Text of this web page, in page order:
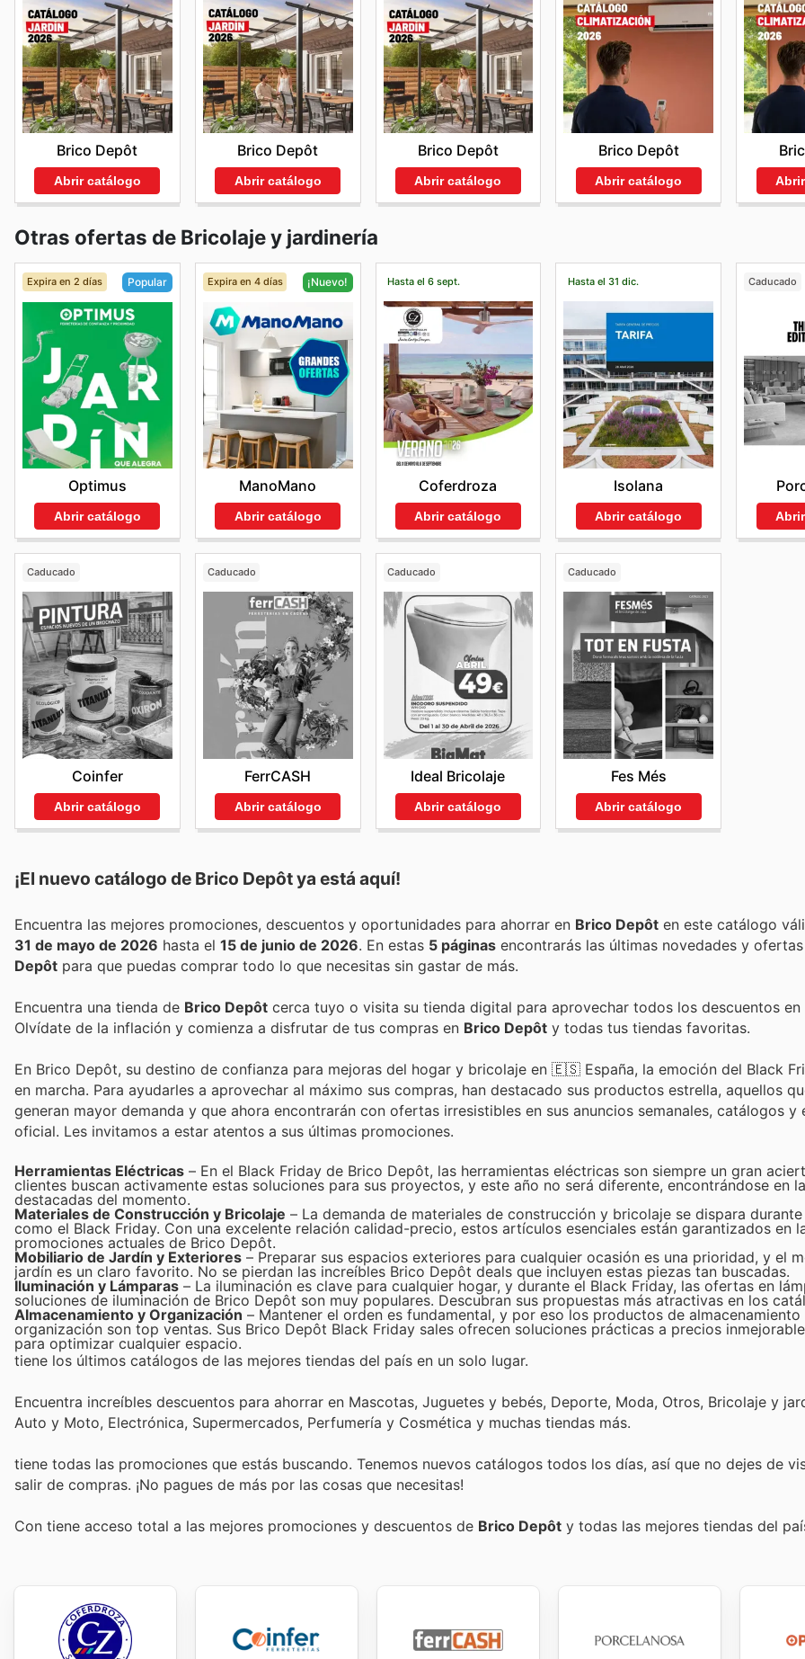
Brico Depôt
Abrir catálogo
Brico Depôt
Abrir catálogo
Brico Depôt
Abrir catálogo
Brico Depôt
Abrir catálogo
Otras ofertas de Bricolaje y jardinería
Expira en 2 días Popular
Optimus
Abrir catálogo
Expira en 4 días ¡Nuevo!
ManoMano
Abrir catálogo
Hasta el 6 sept.
Coferdroza
Abrir catálogo
Hasta el 31 dic.
Isolana
Abrir catálogo
Caducado
Caducado
Coinfer
Abrir catálogo
Caducado
FerrCASH
Abrir catálogo
Caducado
Ideal Bricolaje
Abrir catálogo
Caducado
Fes Més
Abrir catálogo
¡El nuevo catálogo de Brico Depôtya está aquí!
Encuentra las mejores promociones, descuentos y oportunidades para ahorrar en Brico Depôt en este catálogo
31 de mayo de 2026 hasta el 15 de junio de 2026 . En estas 5 páginas encontrarás las últimas novedades y
Depôt para que puedas comprar todo lo que necesitas sin gastar de más.
Encuentra una tienda de Brico Depôt cerca tuyo o visita su tienda digital para aprovechar todos los descuentos en
Olvídate de la inflación y comienza a disfrutar de tus compras en Brico Depôt y todas tus tiendas favoritas.
En Brico Depôt, su destino de confianza para mejoras del hogar y bricolaje en 🇪🇸 España, la emoción del Black
en marcha. Para ayudarles a aprovechar al máximo sus compras, han destacado sus productos estrella, aquellos
generan mayor demanda y que ahora encontrarán con ofertas irresistibles en sus anuncios semanales, catálogos y
oficial. Les invitamos a estar atentos a sus últimas promociones.
Herramientas Eléctricas – En el Black Friday de Brico Depôt, las herramientas eléctricas son siempre un gran
clientes buscan activamente estas soluciones para sus proyectos, y este año no será diferente, encontrándose en
destacadas del momento.
Materiales de Construcción y Bricolaje – La demanda de materiales de construcción y bricolaje se dispara
como el Black Friday. Con una excelente relación calidad-precio, estos artículos esenciales están garantizados en
promociones actuales de Brico Depôt.
Mobiliario de Jardín y Exteriores – Preparar sus espacios exteriores para cualquier ocasión es una prioridad, y el
jardín es un claro favorito. No se pierdan las increíbles Brico Depôt deals que incluyen estas piezas tan buscadas.
Iluminación y Lámparas – La iluminación es clave para cualquier hogar, y durante el Black Friday, las ofertas en
soluciones de iluminación de Brico Depôt son muy populares. Descubran sus propuestas más atractivas en los
Almacenamiento y Organización – Mantener el orden es fundamental, y por eso los productos de almacenamiento
organización son top ventas. Sus Brico Depôt Black Friday sales ofrecen soluciones prácticas a precios
para optimizar cualquier espacio.
tiene los últimos catálogos de las mejores tiendas del país en un solo lugar.
Encuentra increíbles descuentos para ahorrar en Mascotas, Juguetes y bebés, Deporte, Moda, Otros, Bricolaje y
Auto y Moto, Electrónica, Supermercados, Perfumería y Cosmética y muchas tiendas más.
tiene todas las promociones que estás buscando. Tenemos nuevos catálogos todos los días, así que no dejes de
salir de compras. ¡No pagues de más por las cosas que necesitas!
Con tiene acceso total a las mejores promociones y descuentos de Brico Depôt y todas las mejores tiendas del